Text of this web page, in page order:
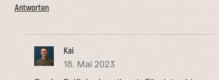
Antworten
Kai
18. Mai 2023